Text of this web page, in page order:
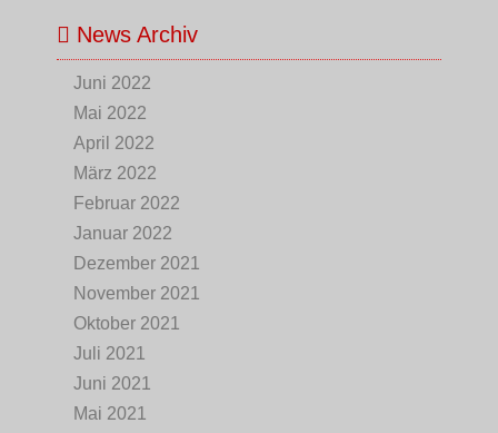
News Archiv
Juni 2022
Mai 2022
April 2022
März 2022
Februar 2022
Januar 2022
Dezember 2021
November 2021
Oktober 2021
Juli 2021
Juni 2021
Mai 2021